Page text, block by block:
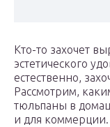
Кто-то захочет
эстетического
естественно,
Рассмотрим,
тюльпаны в
и для коммерции.